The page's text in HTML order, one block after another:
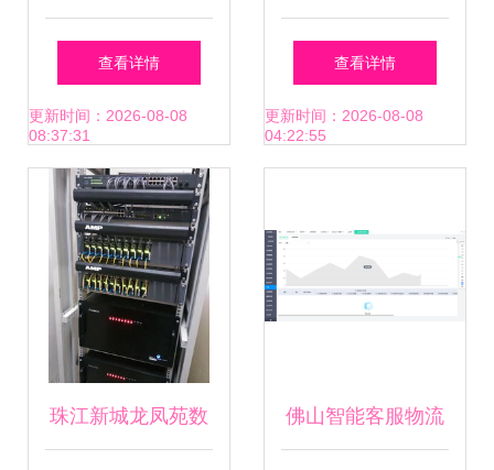
格、批发、厂家与
销售全解析 如何选
购高性价比方案
查看详情
更新时间：2026-08-08
08:37:31
数码系统对比及数
字监控系统销售分
查看详情
更新时间：2026-08-08
04:22:55
珠江新城龙凤苑数 佛山智能客服物流